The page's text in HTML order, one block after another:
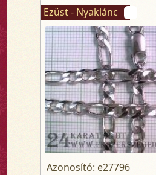
Ezüst - Nyaklánc
Azonosító: e27796